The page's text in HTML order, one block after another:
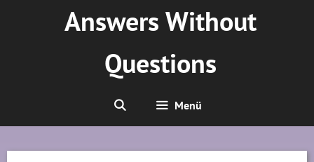
Answers Without
Questions
Menü